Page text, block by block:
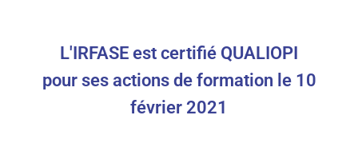
L'IRFASE est certifié QUALIOPI
pour ses actions de formation le 10
février 2021